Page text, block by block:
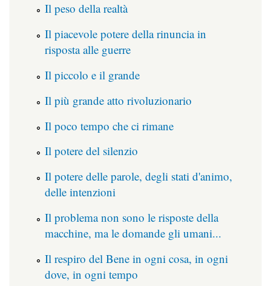
Il peso della realtà
Il piacevole potere della rinuncia in
risposta alle guerre
Il piccolo e il grande
Il più grande atto rivoluzionario
Il poco tempo che ci rimane
Il potere del silenzio
Il potere delle parole, degli stati d'animo,
delle intenzioni
Il problema non sono le risposte della
macchine, ma le domande gli umani...
Il respiro del Bene in ogni cosa, in ogni
dove, in ogni tempo